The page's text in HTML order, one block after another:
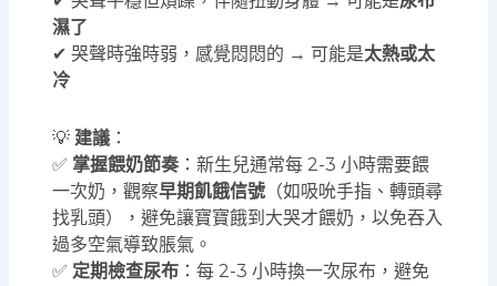
濕了
✔ 哭聲時強時弱，感覺悶悶的 → 可能是太熱或太
冷
💡 建議 ：
✅ 掌握餵奶節奏 ：新生兒通常每 2-3 小時需要餵
一次奶，觀察早期飢餓信號 （如吸吮手指、轉頭尋
找乳頭），避免讓寶寶餓到大哭才餵奶，以免吞入
過多空氣導致脹氣。
✅ 定期檢查尿布 ：每 2-3 小時換一次尿布，避免